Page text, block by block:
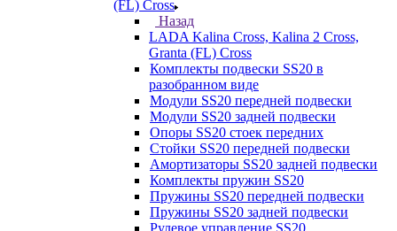
(FL) Cross
Назад
LADA Kalina Cross, Kalina 2 Cross,
Granta (FL) Cross
Комплекты подвески SS20 в
разобранном виде
Модули SS20 передней подвески
Модули SS20 задней подвески
Опоры SS20 стоек передних
Стойки SS20 передней подвески
Амортизаторы SS20 задней подвески
Комплекты пружин SS20
Пружины SS20 передней подвески
Пружины SS20 задней подвески
Рулевое управление SS20